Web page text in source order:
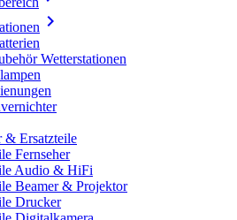

Wetterstationen
& Ersatzteile
Fernseher
Audio & HiFi
Beamer & Projektor
Drucker